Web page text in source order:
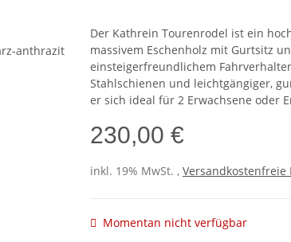
Der Kathrein Tourenrodel ist ein
massivem Eschenholz mit Gurtsitz
einsteigerfreundlichem
Stahlschienen und leichtgängiger,
er sich ideal für 2 Erwachsene oder
230,00 €
inkl. 19% MwSt. , Versandkostenfreie
Momentan nicht verfügbar